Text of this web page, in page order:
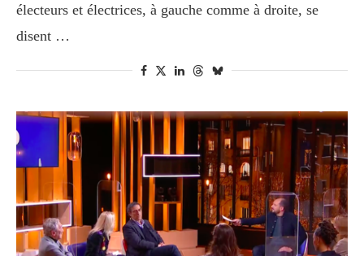
électeurs et électrices, à gauche comme à droite, se
disent …